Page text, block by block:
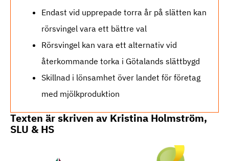
Endast vid upprepade torra år på slätten kan
rörsvingel vara ett bättre val
Rörsvingel kan vara ett alternativ vid
återkommande torka i Götalands slättbygd
Skillnad i lönsamhet över landet för företag
med mjölkproduktion
Texten är skriven av Kristina Holmström,
SLU & HS